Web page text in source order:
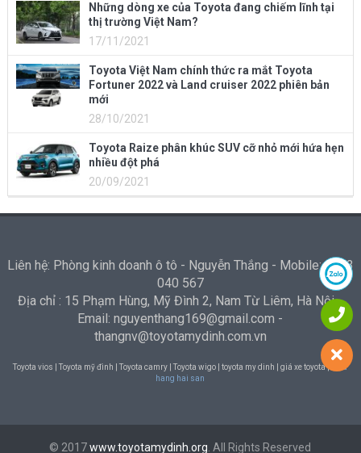
Những dòng xe của Toyota đang chiếm lĩnh tại
thị trường Việt Nam?
17/11/2021
Toyota Việt Nam chính thức ra mắt Toyota
Fortuner 2022 và Land cruiser 2022 phiên bản
mới
28/10/2021
Toyota Raize phân khúc SUV cỡ nhỏ mới hứa hẹn
nhiều đột phá
20/09/2021
Liên hệ: Phòng kinh doanh ô tô - Nguyễn Thắng - Mobile: 0973
040 567
Địa chỉ : 15 Phạm Hùng, Mỹ Đình 2, Nam Từ Liêm, Hà Nội -
Email: nguyenthang169@gmail.com -
thangnv@toyotamydinh.com.vn
Toyota vios | Toyota mỹ đình | Toyota camry | Toyota wigo | toyota my dinh | giá xe toyota |
Nha
hang hai san
© 2017www.toyotamydinh.org . All Rights Reserved